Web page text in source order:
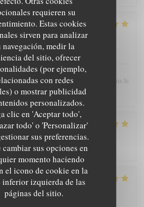
requieren su
Estas cookies
sirven para analizar
navegación, medir la
del sitio, ofrecer
(por ejemplo,
con redes
o mostrar publicidad
personalizados.
clic en 'Aceptar todo',
todo' o 'Personalizar'
sus preferencias.
cambiar sus opciones en
momento haciendo
el icono de cookie en la
inferior izquierda de las
páginas del sitio.
4
:5/5 Menú:5 /5 Calidad / Precio
très sympathique. Nous recommandons le
8
:4/5 Menú: 5 /5 Calidad / Precio
7